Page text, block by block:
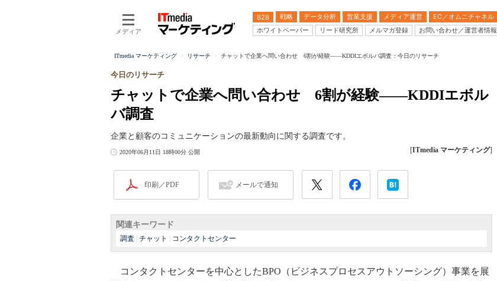
メディア
B2B 戦略 データ分析 営業支援 メディア運営 EC／オムニチャネル
ホワイトペーパー
リード研究所 メルマガ登録 お問い合わせ／運営者情報
ITmedia マーケティング リサーチ チャットで企業へ問い合わせ 6割が経験――KDDIエボルバ調査：今日のリサーチ
チャットで企業へ問い合わせ 6割が経験――KDDIエボル
バ調査
今日のリサーチ
企業と顧客のコミュニケーションの最新動向に関する調査です。
2020年06月11日 18時00分 公開 [ITmedia マーケティング]
印刷／PDF メールで通知
関連キーワード
調査 チャット コンタクトセンター
コンタクトセンターを中心としたBPO（ビジネスプロセスアウトソーシング）事業を展